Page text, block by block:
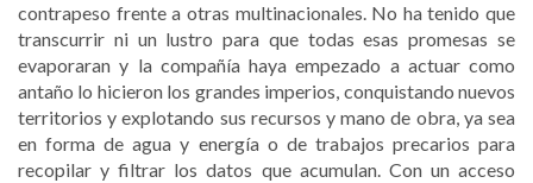
contrapeso frente a otras multinacionales. No ha tenido que
transcurrir ni un lustro para que todas esas promesas se
evaporaran y la compañía haya empezado a actuar como
antaño lo hicieron los grandes imperios, conquistando nuevos
territorios y explotando sus recursos y mano de obra, ya sea
en forma de agua y energía o de trabajos precarios para
recopilar y filtrar los datos que acumulan. Con un acceso